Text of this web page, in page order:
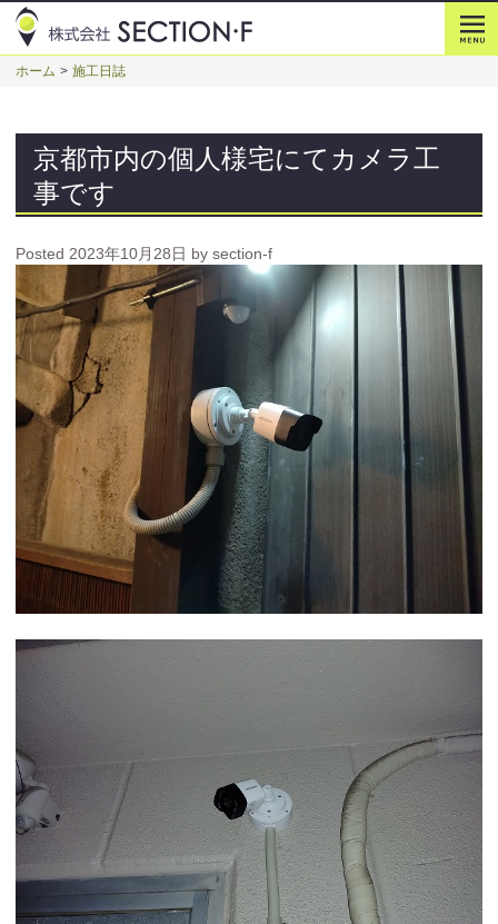
ホーム 施工日誌
京都市内の個人様宅にてカメラ工
事です
Posted 2023年10月28日 by section-f